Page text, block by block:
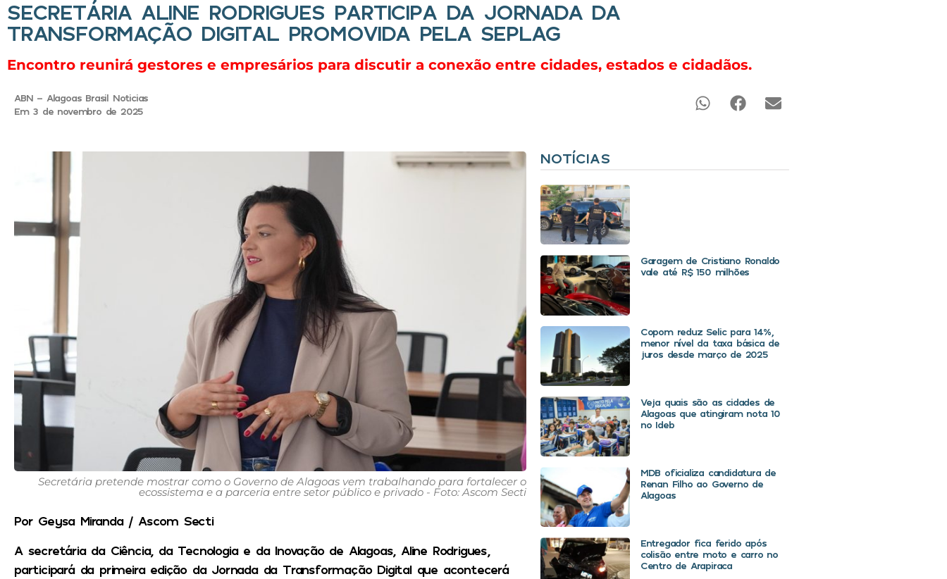
SECRETÁRIA ALINE RODRIGUES PARTICIPA DA JORNADA DA
TRANSFORMAÇÃO DIGITAL PROMOVIDA PELA SEPLAG
Encontro reunirá gestores e empresários para discutir a conexão entre cidades, estados e cidadãos.
ABN - Alagoas Brasil Noticias
Em 3 de novembro de 2025
Secretária pretende mostrar como o Governo de Alagoas vem trabalhando para fortalecer o
ecossistema e a parceria entre setor público e privado - Foto: Ascom Secti
Por Geysa Miranda / Ascom Secti
A secretária da Ciência, da Tecnologia e da Inovação de Alagoas, Aline Rodrigues,
participará da primeira edição da Jornada da Transformação Digital que acontecerá
NOTÍCIAS
Garagem de Cristiano Ronaldo
vale até R$ 150 milhões
Copom reduz Selic para 14%,
menor nível da taxa básica de
juros desde março de 2025
Veja quais são as cidades de
Alagoas que atingiram nota 10
no Ideb
MDB oficializa candidatura de
Renan Filho ao Governo de
Alagoas
Entregador fica ferido após
colisão entre moto e carro no
Centro de Arapiraca